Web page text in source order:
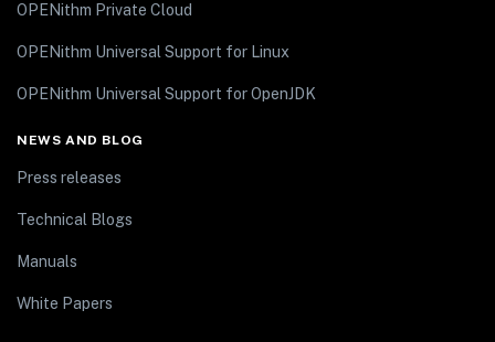
OPENithm Private Cloud
OPENithm Universal Support for Linux
OPENithm Universal Support for OpenJDK
NEWS AND BLOG
Press releases
Technical Blogs
Manuals
White Papers